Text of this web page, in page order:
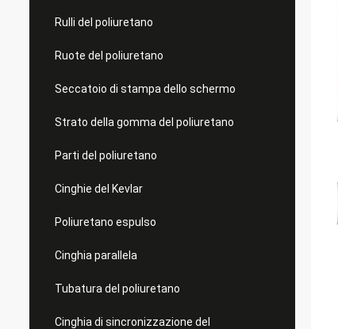
Rulli del poliuretano
Ruote del poliuretano
Seccatoio di stampa dello schermo
Strato della gomma del poliuretano
Parti del poliuretano
Cinghie del Kevlar
Poliuretano espulso
Cinghia parallela
Tubatura del poliuretano
Cinghia di sincronizzazione del